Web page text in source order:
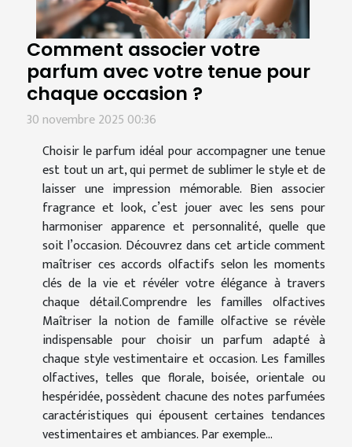
Comment associer votre
parfum avec votre tenue pour
chaque occasion ?
30 novembre 2025 00:36
Choisir le parfum idéal pour accompagner une tenue
est tout un art, qui permet de sublimer le style et de
laisser une impression mémorable. Bien associer
fragrance et look, c’est jouer avec les sens pour
harmoniser apparence et personnalité, quelle que
soit l’occasion. Découvrez dans cet article comment
maîtriser ces accords olfactifs selon les moments
clés de la vie et révéler votre élégance à travers
chaque détail.Comprendre les familles olfactives
Maîtriser la notion de famille olfactive se révèle
indispensable pour choisir un parfum adapté à
chaque style vestimentaire et occasion. Les familles
olfactives, telles que florale, boisée, orientale ou
hespéridée, possèdent chacune des notes parfumées
caractéristiques qui épousent certaines tendances
vestimentaires et ambiances. Par exemple...